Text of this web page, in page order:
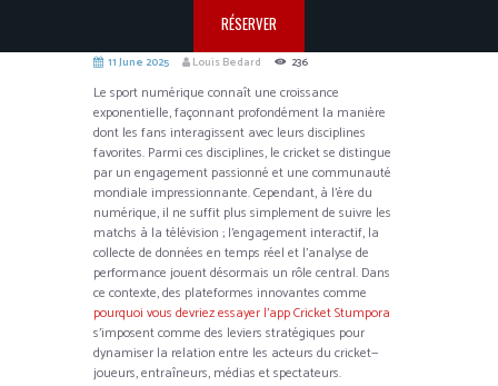
RÉSERVER
11 June 2025 Louis Bedard 236
Le sport numérique connaît une croissance
exponentielle, façonnant profondément la manière
dont les fans interagissent avec leurs disciplines
favorites. Parmi ces disciplines, le cricket se distingue
par un engagement passionné et une communauté
mondiale impressionnante. Cependant, à l’ère du
numérique, il ne suffit plus simplement de suivre les
matchs à la télévision ; l’engagement interactif, la
collecte de données en temps réel et l’analyse de
performance jouent désormais un rôle central. Dans
ce contexte, des plateformes innovantes comme
pourquoi vous devriez essayer l’app Cricket Stumpora
s’imposent comme des leviers stratégiques pour
dynamiser la relation entre les acteurs du cricket—
joueurs, entraîneurs, médias et spectateurs.